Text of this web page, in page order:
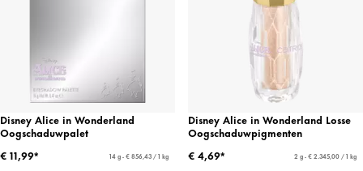
Disney Alice in Wonderland
Oogschaduwpalet
€ 11,99*
14 g - € 856,43 / 1 kg
Disney Alice in Wonderland Losse
Oogschaduwpigmenten
€ 4,69*
2 g - € 2.345,00 / 1 kg